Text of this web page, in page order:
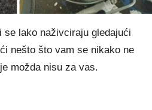
se lako naživciraju gledajući
nešto što vam se nikako ne
možda nisu za vas.